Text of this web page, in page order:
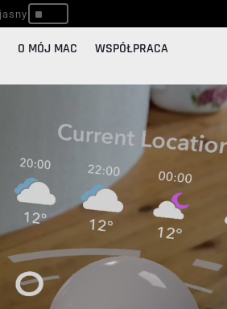
^
O MÓJ MAC WSPÓŁPRACA